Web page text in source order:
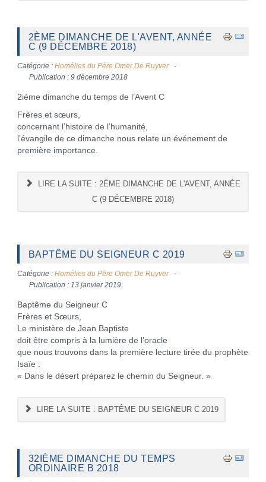
2ÈME DIMANCHE DE L'AVENT, ANNÉE
C (9 DÉCEMBRE 2018)
Catégorie : Homélies du Père Omer De Ruyver
Publication : 9 décembre 2018
2ième dimanche du temps de l’Avent C
Frères et sœurs,
concernant l’histoire de l’humanité,
l’évangile de ce dimanche nous relate un événement de
première importance.
LIRE LA SUITE : 2ÈME DIMANCHE DE L'AVENT, ANNÉE
C (9 DÉCEMBRE 2018)
BAPTÊME DU SEIGNEUR C 2019
Catégorie : Homélies du Père Omer De Ruyver
Publication : 13 janvier 2019
Baptême du Seigneur C
Frères et Sœurs,
Le ministère de Jean Baptiste
doit être compris à la lumière de l’oracle
que nous trouvons dans la première lecture tirée du prophète
Isaïe :
« Dans le désert préparez le chemin du Seigneur. »
LIRE LA SUITE : BAPTÊME DU SEIGNEUR C 2019
32IÈME DIMANCHE DU TEMPS
ORDINAIRE B 2018